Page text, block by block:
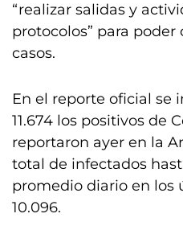
“realizar salidas y
protocolos” para
casos.
En el reporte oficial se
11.674 los positivos de
reportaron ayer en la
total de infectados
promedio diario en los
10.096.